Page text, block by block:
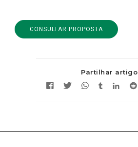
CONSULTAR PROPOSTA
Partilhar artigo